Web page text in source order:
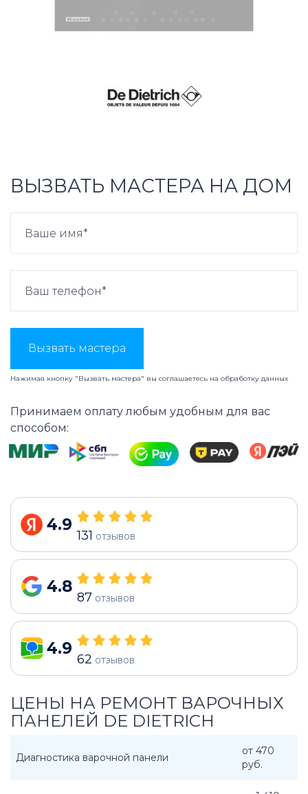
ВЫЗВАТЬ МАСТЕРА НА ДОМ
Вызвать мастера
Нажимая кнопку "Вызвать мастера" вы соглашаетесь на обработку данных
Принимаем оплату любым удобным для вас
способом:
4.9
131 отзывов
4.8
87 отзывов
4.9
62 отзывов
ЦЕНЫ НА РЕМОНТ ВАРОЧНЫХ
ПАНЕЛЕЙ DE DIETRICH
Диагностика варочной панели
от 470
руб.